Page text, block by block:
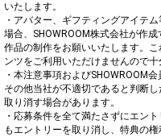
いたします。
・アバター、ギフティングアイテ
場合、SHOWROOM株式会社が作
作品の制作をお願いいたします。
ンツをご利用いただけませんので十
・本注意事項およびSHOWROOM
その他当社が不適切であると判断
取り消す場合があります。
・応募条件を全て満たさずにエン
もエントリーを取り消し、特典の